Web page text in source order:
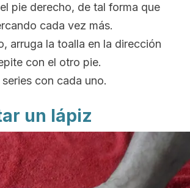
pie derecho, de tal forma que
cada vez más.
arruga la toalla en la dirección
con el otro pie.
con cada uno.
un lápiz